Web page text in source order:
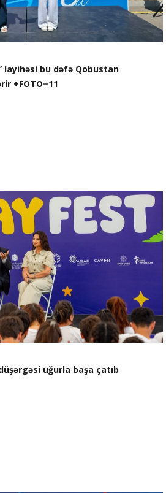
layihəsi bu dəfə Qobustan
+FOTO=11
uğurla başa çatıb